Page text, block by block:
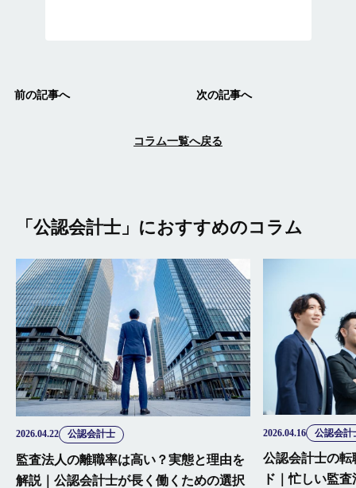
前の記事へ 次の記事へ
コラム一覧へ戻る
「公認会計士」におすすめのコラム
2026.04.22 公認会計士
監査法人の離職率は高い？実態と理由を
解説｜公認会計士が長く働くための選択
2026.04.16 公認会計
公認会計士の
ド｜忙しい監